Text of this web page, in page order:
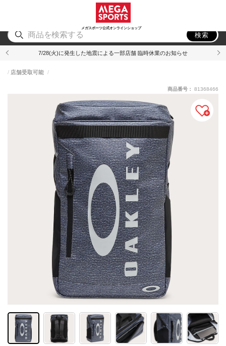
メガスポーツ公式オンラインショップ
アウトドア
検索
7/28(火)に発生した地震による一部店舗 臨時休業のお知らせ
店舗受取可能
商品番号： 81368466